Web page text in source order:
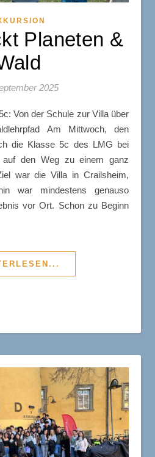
Planeten &
2025
Am Mittwoch, den
die Klasse 5c des LMG bei
auf den Weg zu einem ganz
war die Villa in Crailsheim,
war mindestens genauso
vor Ort. Schon zu Beginn